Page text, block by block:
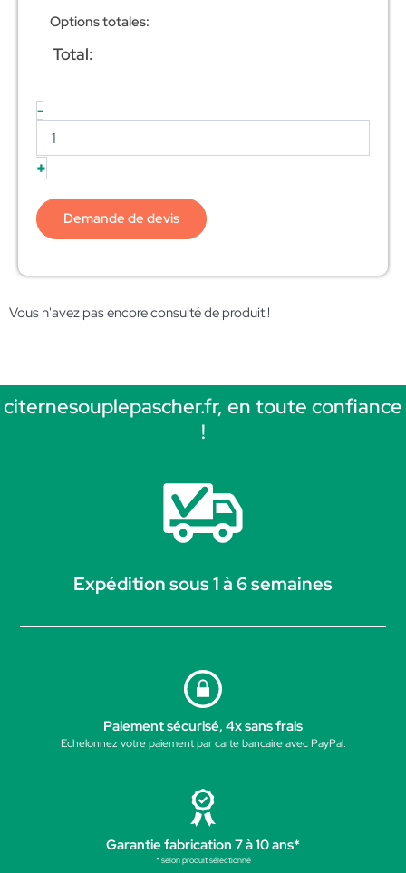
Options totales:
Total:
-
+
Demande de devis
Vous n'avez pas encore consulté de produit !
citernesouplepascher.fr, en toute confiance
!
Expédition sous 1 à 6 semaines
Paiement sécurisé, 4x sans frais
Echelonnez votre paiement par carte bancaire avec PayPal.
Garantie fabrication 7 à 10 ans*
* selon produit sélectionné